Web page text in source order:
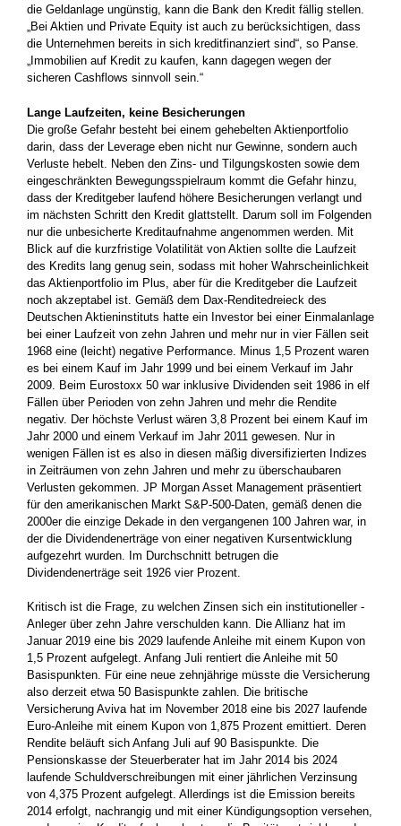
die Geldanlage ungünstig, kann die Bank den Kredit fällig stellen.
„Bei Aktien und Private Equity ist auch zu berücksichtigen, dass
die Unternehmen bereits in sich kreditfinanziert sind“, so Panse.
„Immobilien auf Kredit zu kaufen, kann dagegen wegen der
sicheren Cashflows sinnvoll sein.“
Lange Laufzeiten, keine Besicherungen
Die große Gefahr besteht bei einem gehebelten Aktienportfolio
darin, dass der Leverage eben nicht nur Gewinne, sondern auch
Verluste hebelt. Neben den Zins- und Tilgungskosten sowie dem
einge­schränkten Bewegungsspielraum kommt die Gefahr hinzu,
dass der Kreditgeber laufend höhere Besicherungen verlangt und
im nächsten Schritt den Kredit glattstellt. Darum soll im Folgenden
nur die unbesicherte Kreditaufnahme angenommen werden. Mit
Blick auf die kurzfristige Volatilität von Aktien sollte die Laufzeit
des Kredits lang genug sein, sodass mit hoher Wahrscheinlichkeit
das Aktienportfolio im Plus, aber für die Kreditgeber die Laufzeit
noch akzeptabel ist. ­Gemäß dem Dax-Renditedreieck des
Deutschen Aktieninstituts hatte ein Investor bei einer Einmalanlage
bei einer Laufzeit von zehn ­Jahren und mehr nur in vier Fällen seit
1968 eine (leicht) negative ­Performance. Minus 1,5 Prozent waren
es bei einem Kauf im Jahr 1999 und bei einem Verkauf im Jahr
2009. Beim Eurostoxx 50 war ­inklusive Dividenden seit 1986 in elf
Fällen über Perioden von zehn Jahren und mehr die Rendite
negativ. Der höchste Verlust wären 3,8 Prozent bei einem Kauf im
Jahr 2000 und einem Verkauf im Jahr 2011 gewesen. Nur in
wenigen Fällen ist es also in diesen mäßig ­diversifizierten Indizes
in Zeiträumen von zehn Jahren und mehr zu überschaubaren
Verlusten gekommen. JP Morgan Asset Management präsentiert
für den amerikanischen Markt S&P-500-Daten, gemäß ­denen die
2000er die einzige Dekade in den vergangenen 100 Jahren war, in
der die Dividendenerträge von einer negativen ­Kursentwicklung
aufgezehrt wurden. Im Durchschnitt betrugen die
Dividendenerträge seit 1926 vier Prozent.
Kritisch ist die Frage, zu welchen Zinsen sich ein institutioneller ­
Anleger über zehn Jahre verschulden kann. Die Allianz hat im
Januar 2019 eine bis 2029 laufende Anleihe mit einem Kupon von
1,5 Prozent aufgelegt. Anfang Juli rentiert die Anleihe mit 50
Basispunkten. Für eine neue zehnjährige müsste die Versicherung
also derzeit etwa 50 Basispunkte zahlen. Die britische
Versicherung Aviva hat im ­November 2018 eine bis 2027 laufende
Euro-Anleihe mit einem ­Kupon von 1,875 Prozent emittiert. Deren
Rendite beläuft sich Anfang Juli auf 90 Basispunkte. Die
Pensionskasse der Steuerberater hat im Jahr 2014 bis 2024
laufende Schuldverschreibungen mit einer ­jährlichen Verzinsung
von 4,375 Prozent aufgelegt. Allerdings ist die Emission bereits
2014 erfolgt, nachrangig und mit einer Kündigungsoption versehen,